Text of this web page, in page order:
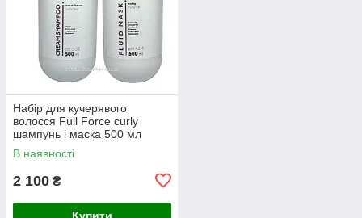
Набір для кучерявого
волосся Full Force curly
шампунь і маска 500 мл
В наявності
2 100 ₴
Купити